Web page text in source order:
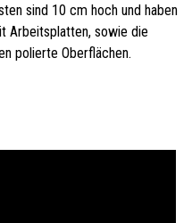
sind 10 cm hoch und haben
Arbeitsplatten, sowie die
polierte Oberflächen.